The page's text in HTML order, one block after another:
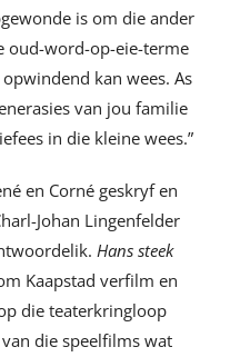
is om die ander
oud-word-op-eie-terme
kan wees. As
van jou familie
in die kleine wees.”
en Corné geskryf en
Johan Lingenfelder
Hans steek
Kaapstad verfilm en
die teaterkringloop
die speelfilms wat